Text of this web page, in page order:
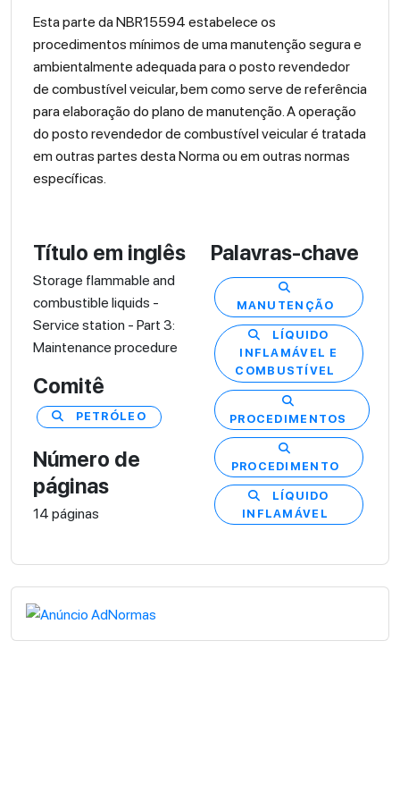
Esta parte da NBR15594 estabelece os
procedimentos mínimos de uma manutenção segura e
ambientalmente adequada para o posto revendedor
de combustível veicular, bem como serve de referência
para elaboração do plano de manutenção. A operação
do posto revendedor de combustível veicular é tratada
em outras partes desta Norma ou em outras normas
específicas.
Título em inglês
Storage flammable and
combustible liquids -
Service station - Part 3:
Maintenance procedure
Comitê
PETRÓLEO
Número de
páginas
14 páginas
Palavras-chave
MANUTENÇÃO
LÍQUIDO
INFLAMÁVEL E
COMBUSTÍVEL
PROCEDIMENTOS
PROCEDIMENTO
LÍQUIDO
INFLAMÁVEL